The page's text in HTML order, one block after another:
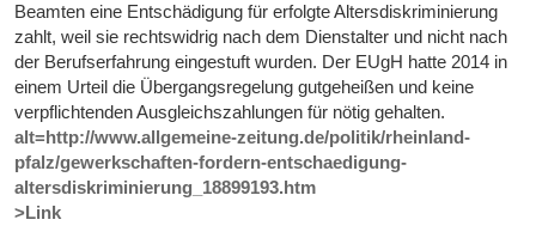
Beamten eine Entschädigung für erfolgte Altersdiskriminierung
zahlt, weil sie rechtswidrig nach dem Dienstalter und nicht nach
der Berufserfahrung eingestuft wurden. Der EUgH hatte 2014 in
einem Urteil die Übergangsregelung gutgeheißen und keine
verpflichtenden Ausgleichszahlungen für nötig gehalten.
alt=http://www.allgemeine-zeitung.de/politik/rheinland-
pfalz/gewerkschaften-fordern-entschaedigung-
altersdiskriminierung_18899193.htm
>Link